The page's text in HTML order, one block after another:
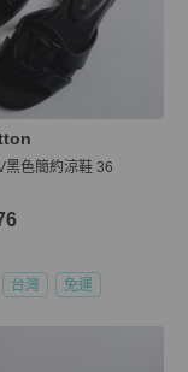
黑色簡約涼鞋 36
台灣 免運